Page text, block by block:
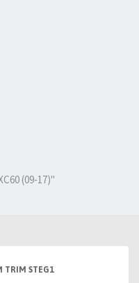
(09-17)"
TRIM STEG1